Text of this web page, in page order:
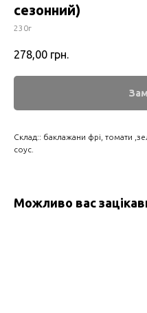
сезонний)
230г
278,00 грн.
Склад:: баклажани фрі, томати
соус.
Можливо вас